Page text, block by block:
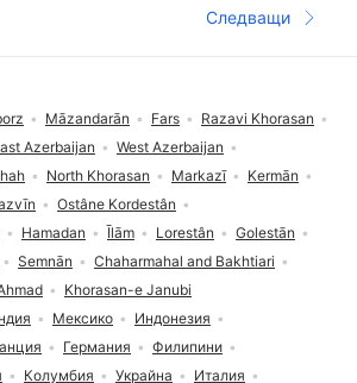
Следваща
Следващи
Мексико
Индонезия
Германия
Филипини
Колумбия Украйна
Италия
Māzandarān Fars
Razavi Khorasan
Azerbaijan
West Azerbaijan
North Khorasan Markazī
Kermān
Ostâne Kordestân
Hamadan Īlām Lorestân
Golestān
Semnān
Chaharmahal and Bakhtiari
Khorasan-e Janubi